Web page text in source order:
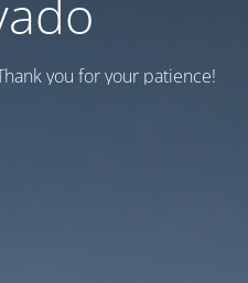
you for your patience!